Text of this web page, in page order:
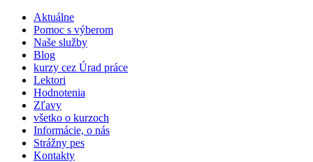
Aktuálne
Pomoc s výberom
Naše služby
Blog
kurzy cez Úrad práce
Lektori
Hodnotenia
Zľavy
všetko o kurzoch
Informácie, o nás
Strážny pes
Kontakty